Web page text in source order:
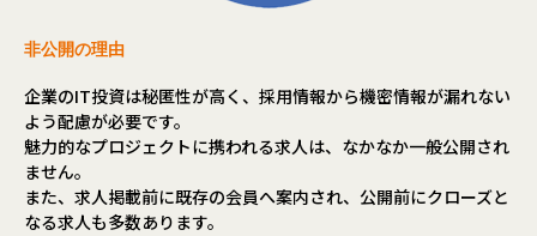
非公開の理由
企業のIT投資は秘匿性が高く、採用情報から機密情報が漏れない
よう配慮が必要です。
魅力的なプロジェクトに携われる求人は、なかなか一般公開され
ません。
また、求人掲載前に既存の会員へ案内され、公開前にクローズと
なる求人も多数あります。